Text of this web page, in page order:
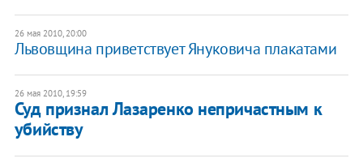
26 мая 2010, 20:00
Львовщина приветствует Януковича плакатами
26 мая 2010, 19:59
Суд признал Лазаренко непричастным к
убийству